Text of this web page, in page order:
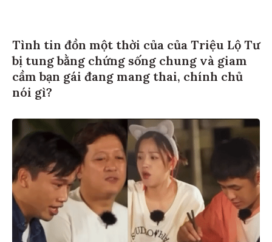
Tình tin đồn một thời của của Triệu Lộ Tư
bị tung bằng chứng sống chung và giam
cầm bạn gái đang mang thai, chính chủ
nói gì?